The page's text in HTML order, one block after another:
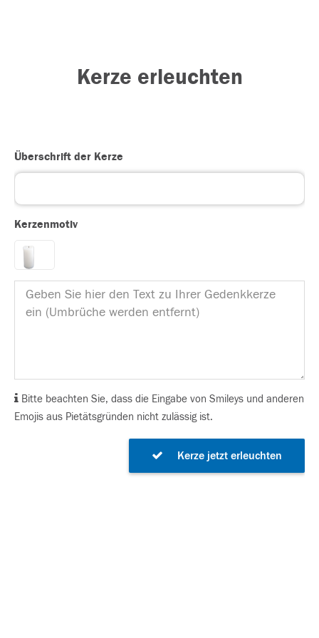
Kerze erleuchten
Überschrift der Kerze
Kerzenmotiv
Bitte beachten Sie, dass die Eingabe von Smileys und anderen
Emojis aus Pietätsgründen nicht zulässig ist.
Kerze jetzt erleuchten